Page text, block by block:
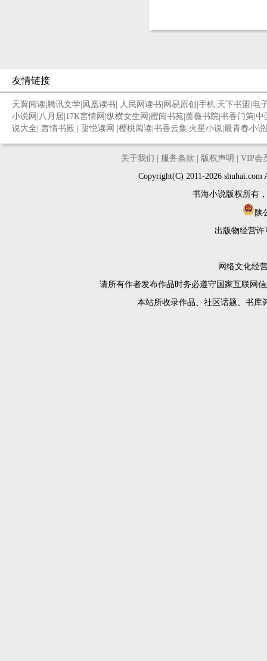
友情链接
天翼阅读 腾讯文学 凤凰读书 人民网读书 网易原创 手机 天下书盟 电
小说网 八月居 17K言情网 纵横女生网 蜜阅书苑 蔷薇书院 书香门第 中
说大全 言情书殿 甜悦读网 樱桃阅读 书香云集 火星小说 最青春小
关于我们 服务条款 版权声明
VIP会
Copyright(C) 2011-2026
书海小说版权所有
陕
出版物经营许
网络文化经
请所有作者发布作品时务必遵守国家互联网
本站所收录作品、社区话题、书库